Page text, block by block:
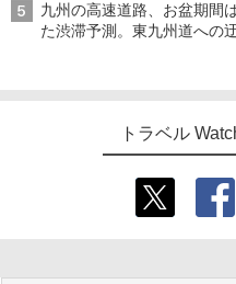
九州の高速道路、お盆期間
た渋滞予測。東九州道への
トラベル